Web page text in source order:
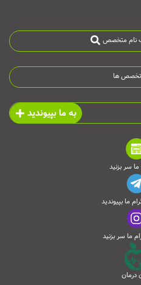
نام متخصص
ها
به ما بپیوندید
سر بزنید
ما بپیوندید
ما سر بزنید
درمان